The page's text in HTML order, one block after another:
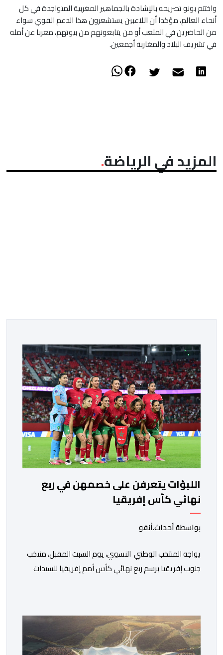
​واختتم بونو تصريحه بالإشادة بالجماهير المغربية المتواجدة في كل
أنحاء العالم، مؤكدا أن اللاعبين يستشعرون هذا الدعم القوي سواء
من الحاضرين في الملعب أو من يتابعونهم من بيوتهم، معربا عن أمله
في تشريف البلاد والمغاربة أجمعين.
المزيد في الرياضة
اللبؤات يتعرفن على خصمهن في ربع
نهائي كأس إفريقيا
بواسطة أحداث.أنفو
يواجه المنتخب الوطني النسوي، يوم السبت المقبل، منتخب
جنوب إفريقيا برسم ربع نهائي كأس أمم إفريقيا للسيدات
لبؤات الأطلس قد تأهلن إلى الدور ربع النهائي بعد تصدرهن
المجموعة الأولى برصيد سبع نقاط، حصدنها من انتصارين
وتعادل، فيما بلغ […]